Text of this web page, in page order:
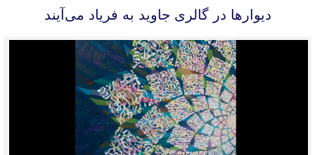
دیوارها در گالری جاوید به فریاد می‌آیند